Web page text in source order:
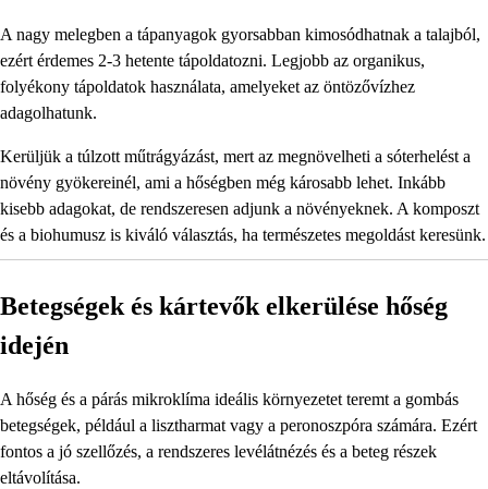
A nagy melegben a tápanyagok gyorsabban kimosódhatnak a talajból,
ezért érdemes 2-3 hetente tápoldatozni. Legjobb az organikus,
folyékony tápoldatok használata, amelyeket az öntözővízhez
adagolhatunk.
Kerüljük a túlzott műtrágyázást, mert az megnövelheti a sóterhelést a
növény gyökereinél, ami a hőségben még károsabb lehet. Inkább
kisebb adagokat, de rendszeresen adjunk a növényeknek. A komposzt
és a biohumusz is kiváló választás, ha természetes megoldást keresünk.
Betegségek és kártevők elkerülése hőség
idején
A hőség és a párás mikroklíma ideális környezetet teremt a gombás
betegségek, például a lisztharmat vagy a peronoszpóra számára. Ezért
fontos a jó szellőzés, a rendszeres levélátnézés és a beteg részek
eltávolítása.